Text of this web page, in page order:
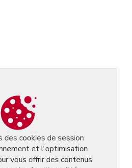
des cookies de session
et l'optimisation
vous offrir des contenus